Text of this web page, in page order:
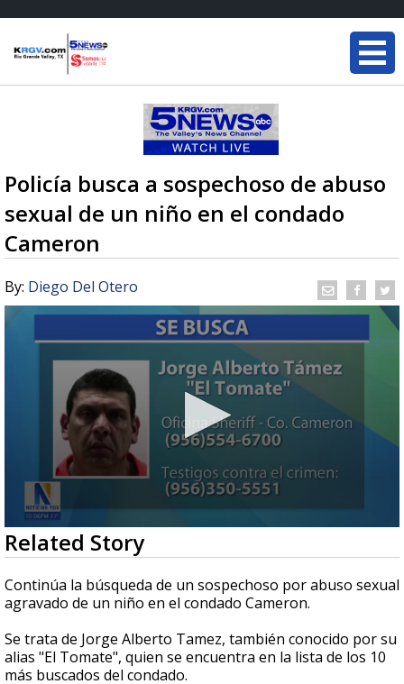
Policía busca a sospechoso de abuso
sexual de un niño en el condado
Cameron
By: Diego Del Otero
0
seconds
of
1
minute,
14
Related Story
Continúa la búsqueda de un sospechoso por abuso sexual
agravado de un niño en el condado Cameron.
Se trata de Jorge Alberto Tamez, también conocido por su
alias "El Tomate", quien se encuentra en la lista de los 10
más buscados del condado.